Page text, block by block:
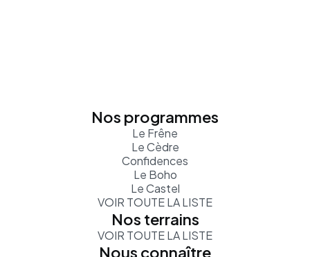
Nos programmes
Le Frêne
Le Cèdre
Confidences
Le Boho
Le Castel
VOIR TOUTE LA LISTE
Nos terrains
VOIR TOUTE LA LISTE
Nous connaître